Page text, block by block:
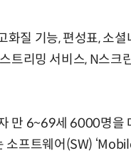
질 기능, 편성표, 소
트리밍 서비스, N스크
만 6~69세 6000명을
소프트웨어(SW)